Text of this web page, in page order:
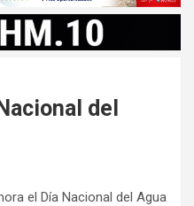
del
el Día Nacional del Agua